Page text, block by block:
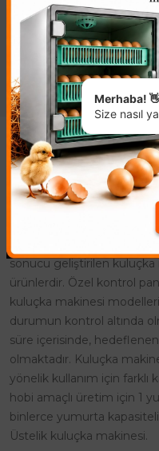
ayaklarına farklı renklerden
bilezik takarsınız. Çıtç..
Kuluçka Makinesi
Kuluçka Makinesi ile
olarak yapılmaktadır.
ancak bu durum maliyeti
sonucu geliştirilen
ürünlerdir. Özel kontrol
kuluçka makinesi
durumun kontrol altında
süre içerisinde,
olmaktadır. Kuluçka
yönelik kullanım için
hobi amaçlı üretim için 1
binlerce yumurta
Üstelik kuluçka makinesi.
Merhaba!
Size nasıl